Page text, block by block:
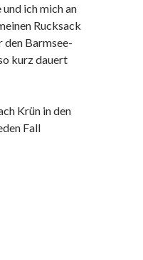
ich mich an
Rucksack
den Barmsee-
kurz dauert
Krün in den
Fall